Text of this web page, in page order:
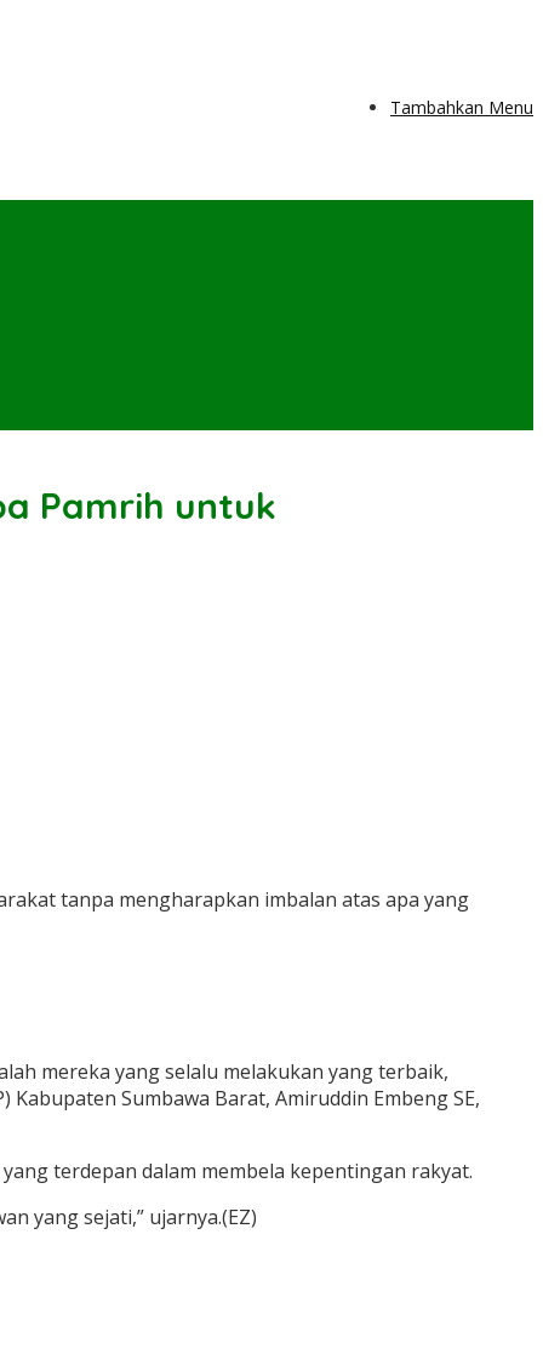
Tambahkan Menu
Pamrih untuk
tanpa mengharapkan imbalan atas apa yang
mereka yang selalu melakukan yang terbaik,
Sumbawa Barat, Amiruddin Embeng SE,
terdepan dalam membela kepentingan rakyat.
yang sejati,” ujarnya.(EZ)